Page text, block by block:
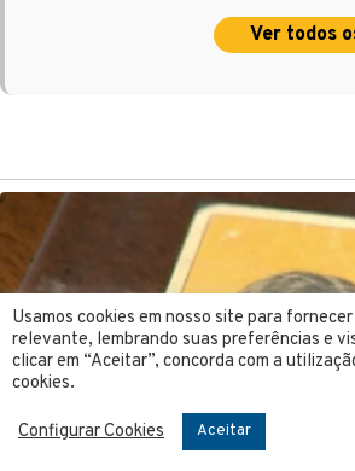
Ver todos
Usamos cookies em nosso site para
relevante, lembrando suas preferências e
clicar em “Aceitar”, concorda com a
cookies.
Configurar Cookies Aceitar